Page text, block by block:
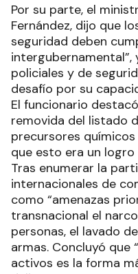
Por su parte, el
Fernández, dijo que
seguridad deben
intergubernamental”,
policiales y de
desafío por su
El funcionario
removida del listado
precursores
que esto era un logro
Tras enumerar la
internacionales de
como “amenazas
transnacional el
personas, el lavado
armas. Concluyó que
activos es la forma